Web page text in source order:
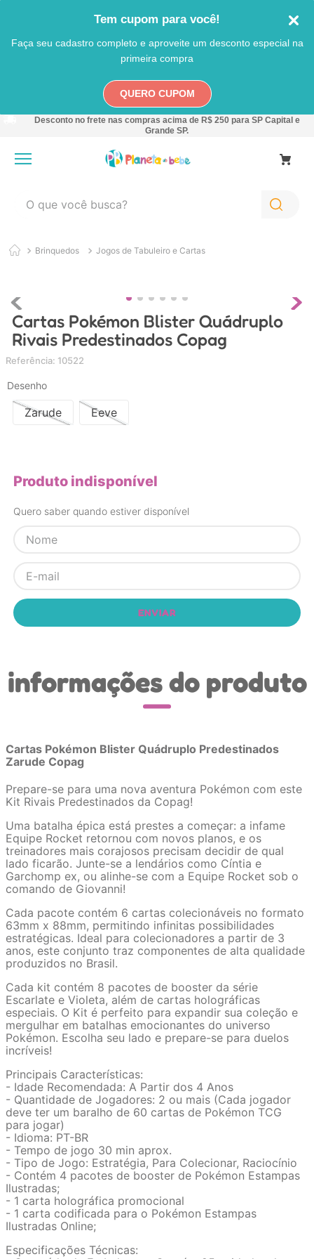
Tem cupom para você!
Faça seu cadastro completo e aproveite um desconto especial na
primeira compra
QUERO CUPOM
Desconto no frete nas compras acima de R$ 250 para SP Capital e
Grande SP.
Brinquedos Jogos de Tabuleiro e Cartas
Cartas Pokémon Blister Quádruplo
Rivais Predestinados Copag
Referência: 10522
Desenho
Zarude Eeve
Produto indisponível
Quero saber quando estiver disponível
ENVIAR
informações do produto
Cartas Pokémon Blister Quádruplo Predestinados
Zarude Copag
Prepare-se para uma nova aventura Pokémon com este
Kit Rivais Predestinados da Copag!
Uma batalha épica está prestes a começar: a infame
Equipe Rocket retornou com novos planos, e os
treinadores mais corajosos precisam decidir de qual
lado ficarão. Junte-se a lendários como Cíntia e
Garchomp ex, ou alinhe-se com a Equipe Rocket sob o
comando de Giovanni!
Cada pacote contém 6 cartas colecionáveis no formato
63mm x 88mm, permitindo infinitas possibilidades
estratégicas. Ideal para colecionadores a partir de 3
anos, este conjunto traz componentes de alta qualidade
produzidos no Brasil.
Cada kit contém 8 pacotes de booster da série
Escarlate e Violeta, além de cartas holográficas
especiais. O Kit é perfeito para expandir sua coleção e
mergulhar em batalhas emocionantes do universo
Pokémon. Escolha seu lado e prepare-se para duelos
incríveis!
Principais Características:
- Idade Recomendada: A Partir dos 4 Anos
- Quantidade de Jogadores: 2 ou mais (Cada jogador
deve ter um baralho de 60 cartas de Pokémon TCG
para jogar)
- Idioma: PT-BR
- Tempo de jogo 30 min aprox.
- Tipo de Jogo: Estratégia, Para Colecionar, Raciocínio
- Contém 4 pacotes de booster de Pokémon Estampas
Ilustradas;
- 1 carta holográfica promocional
- 1 carta codificada para o Pokémon Estampas
Ilustradas Online;
Especificações Técnicas:
1 º
carro
4º
carrinho
carrinho bebe
mamadeira
10º carro eletrico